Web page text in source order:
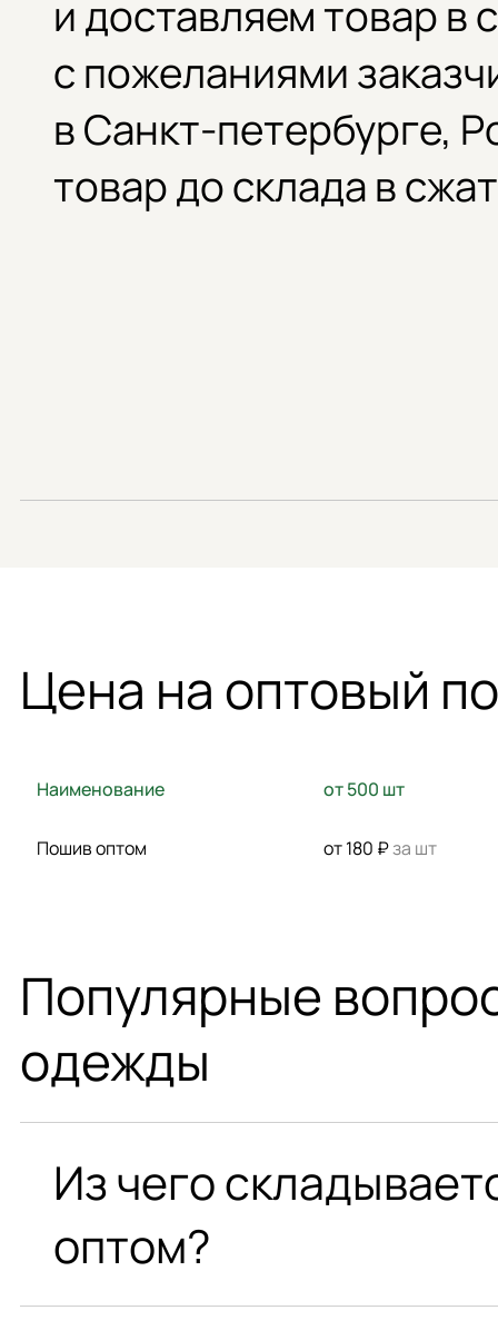
и доставляем товар в
с пожеланиями
в Санкт-петербурге,
товар до склада в
Цена на оптовый
Наименование от 500 шт
Пошив оптом от 180 ₽за шт
Популярные
одежды
Из чего
оптом?